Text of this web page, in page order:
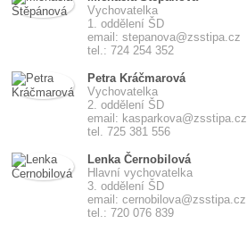
Vychovatelka
1. oddělení ŠD
email: stepanova@zsstipa.cz
tel.: 724 254 352
Petra Kráčmarová
Vychovatelka
2. oddělení ŠD
email: kasparkova@zsstipa.cz
tel. 725 381 556
Lenka Černobilová
Hlavní vychovatelka
3. oddělení ŠD
email: cernobilova@zsstipa.cz
tel.: 720 076 839